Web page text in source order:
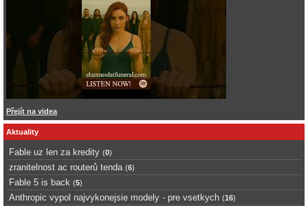
Přejít na videa
Aktuality
Fable uz len za kredity (0)
zranitelnost ac routerů tenda (6)
Fable 5 is back (5)
Anthropic vypol najvykonejsie modely - pre vsetkych (16)